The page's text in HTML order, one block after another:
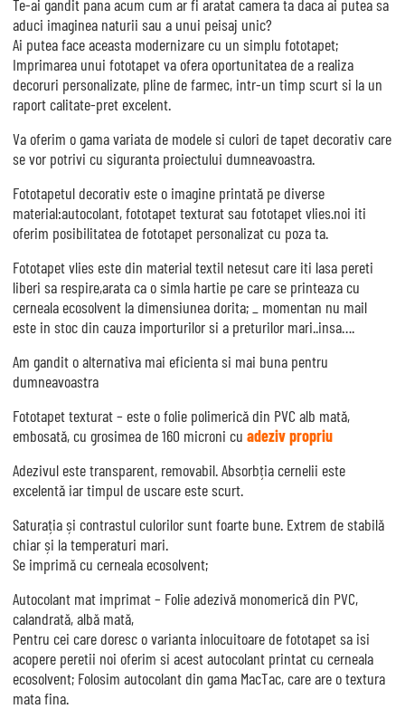
Te-ai gandit pana acum cum ar fi aratat camera ta daca ai putea sa
aduci imaginea naturii sau a unui peisaj unic?
Ai putea face aceasta modernizare cu un simplu fototapet;
Imprimarea unui fototapet va ofera oportunitatea de a realiza
decoruri personalizate, pline de farmec, intr-un timp scurt si la un
raport calitate-pret excelent.
Va oferim o gama variata de modele si culori de tapet decorativ care
se vor potrivi cu siguranta proiectului dumneavoastra.
Fototapetul decorativ este o imagine printată pe diverse
material:autocolant, fototapet texturat sau fototapet vlies.noi iti
oferim posibilitatea de fototapet personalizat cu poza ta.
Fototapet vlies este din material textil netesut care iti lasa pereti
liberi sa respire,arata ca o simla hartie pe care se printeaza cu
cerneala ecosolvent la dimensiunea dorita; _ momentan nu mail
este in stoc din cauza importurilor si a preturilor mari..insa….
Am gandit o alternativa mai eficienta si mai buna pentru
dumneavoastra
Fototapet texturat – este o folie polimerică din PVC alb mată,
embosată, cu grosimea de 160 microni cu adeziv propriu
Adezivul este transparent, removabil. Absorbția cernelii este
excelentă iar timpul de uscare este scurt.
Saturația și contrastul culorilor sunt foarte bune. Extrem de stabilă
chiar și la temperaturi mari.
Se imprimă cu cerneala ecosolvent;
Autocolant mat imprimat – Folie adezivă monomerică din PVC,
calandrată, albă mată,
Pentru cei care doresc o varianta inlocuitoare de fototapet sa isi
acopere peretii noi oferim si acest autocolant printat cu cerneala
ecosolvent; Folosim autocolant din gama MacTac, care are o textura
mata fina.